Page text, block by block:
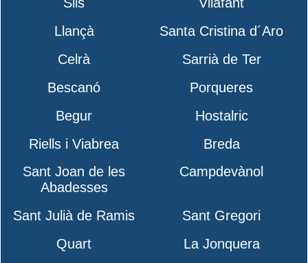
Sils
Vilafant
Llançà
Santa Cristina d´Aro
Celrà
Sarrià de Ter
Bescanó
Porqueres
Begur
Hostalric
Riells i Viabrea
Breda
Sant Joan de les
Abadesses
Campdevànol
Sant Julià de Ramis
Sant Gregori
Quart
La Jonquera